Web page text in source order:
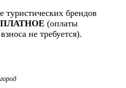
туристических брендов
(оплаты
не требуется).